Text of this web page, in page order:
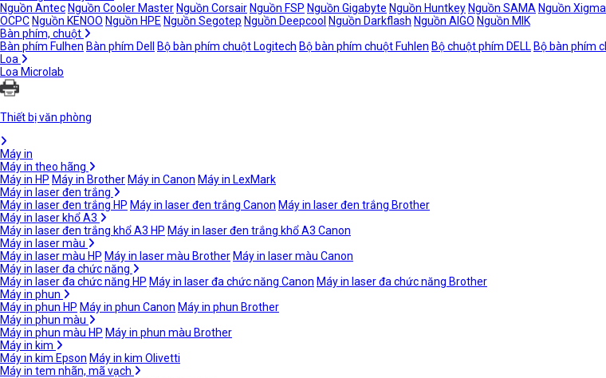
Nguồn Antec Nguồn Cooler Master Nguồn Corsair Nguồn FSP Nguồn Gigabyte Nguồn Huntkey Nguồn SAMA Nguồn
OCPC Nguồn KENOO Nguồn HPE Nguồn Segotep Nguồn Deepcool Nguồn Darkflash Nguồn AIGO Nguồn MIK
Bàn phím, chuột
Bàn phím Fulhen Bàn phím Dell Bộ bàn phím chuột Logitech Bộ bàn phím chuột Fuhlen Bộ chuột phím DELL Bộ bàn phím
Loa
Loa Microlab
Thiết bị văn phòng
Máy in
Máy in theo hãng
Máy in HP Máy in Brother Máy in Canon Máy in LexMark
Máy in laser đen trắng
Máy in laser đen trắng HP Máy in laser đen trắng Canon Máy in laser đen trắng Brother
Máy in laser khổ A3
Máy in laser đen trắng khổ A3 HP Máy in laser đen trắng khổ A3 Canon
Máy in laser màu
Máy in laser màu HP Máy in laser màu Brother Máy in laser màu Canon
Máy in laser đa chức năng
Máy in laser đa chức năng HP Máy in laser đa chức năng Canon Máy in laser đa chức năng Brother
Máy in phun
Máy in phun HP Máy in phun Canon Máy in phun Brother
Máy in phun màu
Máy in phun màu HP Máy in phun màu Brother
Máy in kim
Máy in kim Epson Máy in kim Olivetti
Máy in tem nhãn, mã vạch